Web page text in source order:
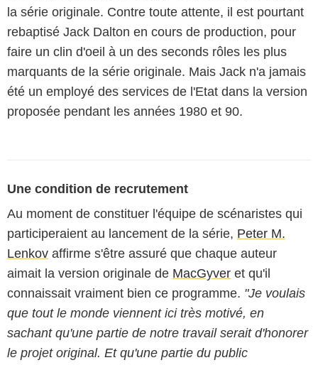
la série originale. Contre toute attente, il est pourtant
rebaptisé Jack Dalton en cours de production, pour
faire un clin d'oeil à un des seconds rôles les plus
marquants de la série originale. Mais Jack n'a jamais
été un employé des services de l'Etat dans la version
proposée pendant les années 1980 et 90.
Une condition de recrutement
Au moment de constituer l'équipe de scénaristes qui
participeraient au lancement de la série, Peter M.
Lenkov affirme s'être assuré que chaque auteur
aimait la version originale de MacGyver et qu'il
connaissait vraiment bien ce programme. "Je voulais
que tout le monde viennent ici très motivé, en
sachant qu'une partie de notre travail serait d'honorer
le projet original. Et qu'une partie du public